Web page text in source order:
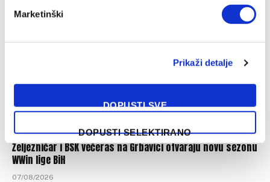
Marketinški
Prikaži detalje
DOPUSTI SVE
DOPUSTI SELEKTIRANO
Željezničar i BSK večeras na Grbavici otvaraju novu sezonu
WWin lige BiH
07/08/2026